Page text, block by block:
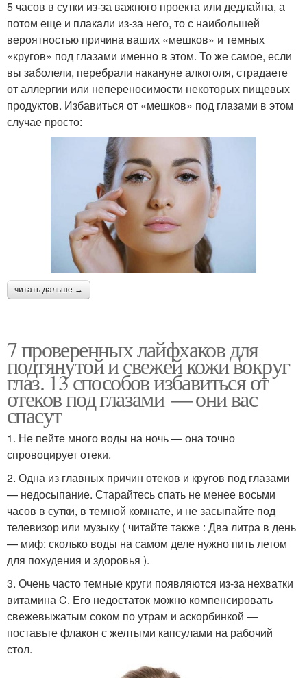
5 часов в сутки из-за важного проекта или дедлайна, а
потом еще и плакали из-за него, то с наибольшей
вероятностью причина ваших «мешков» и темных
«кругов» под глазами именно в этом. То же самое, если
вы заболели, перебрали накануне алкоголя, страдаете
от аллергии или непереносимости некоторых пищевых
продуктов. Избавиться от «мешков» под глазами в этом
случае просто:
читать дальше →
7 проверенных лайфхаков для
подтянутой и свежей кожи вокруг
глаз. 13 способов избавиться от
отеков под глазами — они вас
спасут
1. Не пейте много воды на ночь — она точно
спровоцирует отеки.
2. Одна из главных причин отеков и кругов под глазами
— недосыпание. Старайтесь спать не менее восьми
часов в сутки, в темной комнате, и не засыпайте под
телевизор или музыку ( читайте также : Два литра в день
— миф: сколько воды на самом деле нужно пить летом
для похудения и здоровья ).
3. Очень часто темные круги появляются из-за нехватки
витамина C. Его недостаток можно компенсировать
свежевыжатым соком по утрам и аскорбинкой —
поставьте флакон с желтыми капсулами на рабочий
стол.